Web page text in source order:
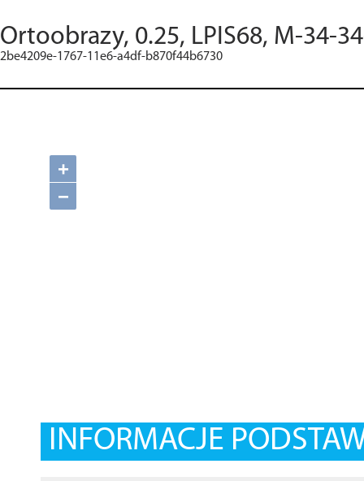
Ortoobrazy, 0.25, LPIS68, M-34-
2be4209e-1767-11e6-a4df-b870f44b6730
+
−
INFORMACJE